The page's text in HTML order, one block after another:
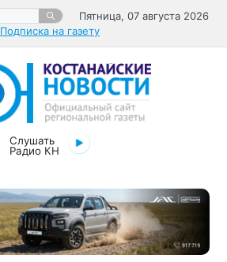
Пятница, 07 августа 2026
Подписка на газету
Слушать
Радио КН